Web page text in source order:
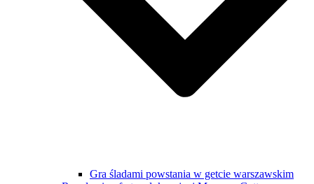
Gra śladami powstania w getcie warszawskim